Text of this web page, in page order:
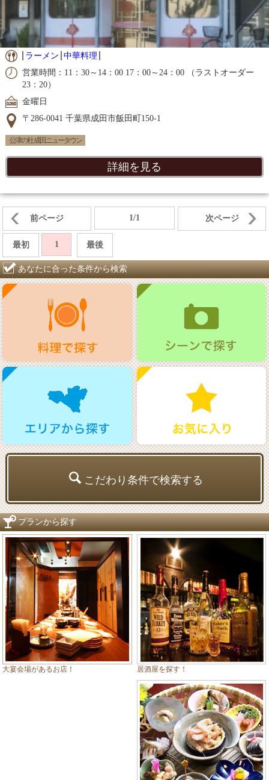
ラーメン 中華料理
営業時間：11：30～14：00 17：00～24：00 （ラストオーダー
23：20）
金曜日
〒286-0041 千葉県成田市飯田町150-1
公津の杜 成田ニュータウン
詳細を見る
前ページ 1/1 次ページ
最初 1 最後
あなたに合った条件から検索
こだわり条件で検索する
プランから探す
大宴会場があるお店！ 居酒屋を探す！